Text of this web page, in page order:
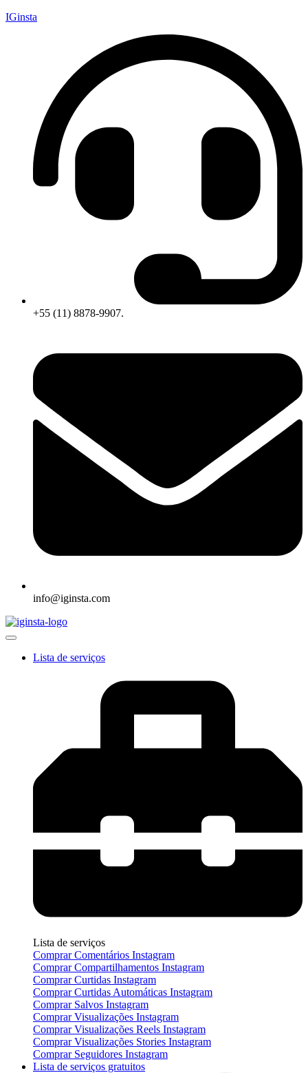
IGinsta
+55 (11) 8878-9907.
info@iginsta.com
Lista de serviços
Lista de serviços
Comprar Comentários Instagram
Comprar Compartilhamentos Instagram
Comprar Curtidas Instagram
Comprar Curtidas Automáticas Instagram
Comprar Salvos Instagram
Comprar Visualizações Instagram
Comprar Visualizações Reels Instagram
Comprar Visualizações Stories Instagram
Comprar Seguidores Instagram
Lista de serviços gratuitos